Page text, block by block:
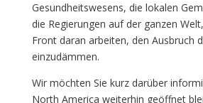
Gesundheitswesens, die lokalen
die Regierungen auf der ganzen
Front daran arbeiten, den Ausbruch
einzudämmen.
Wir möchten Sie kurz darüber
North America weiterhin geöffnet